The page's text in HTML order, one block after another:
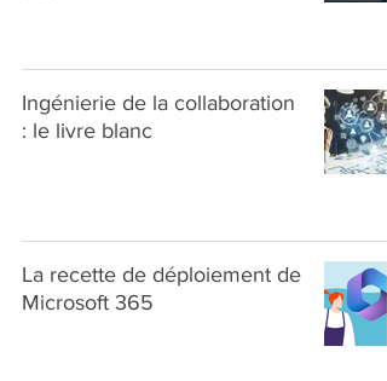
Ingénierie de la collaboration
: le livre blanc
La recette de déploiement de
Microsoft 365